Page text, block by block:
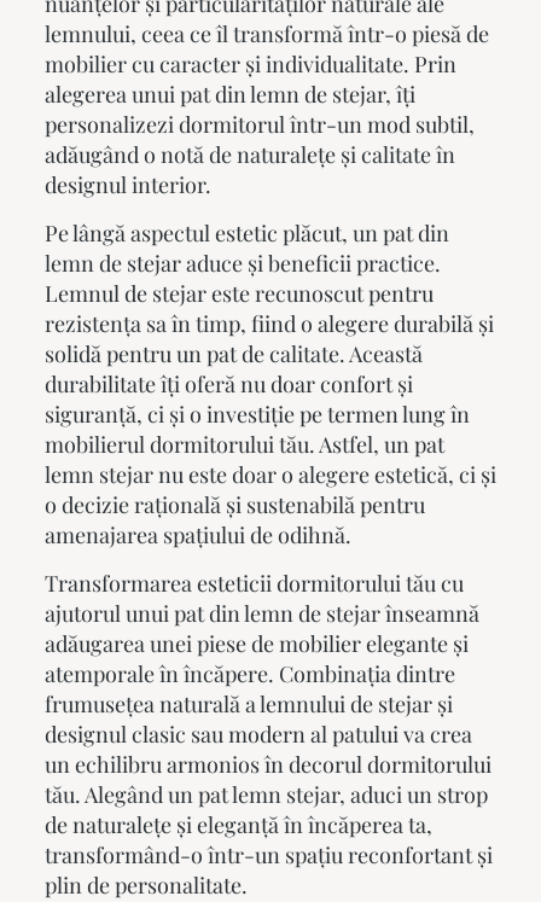
lemnului, ceea ce îl transformă într-o piesă de
mobilier cu caracter și individualitate. Prin
alegerea unui pat din lemn de stejar, îți
personalizezi dormitorul într-un mod subtil,
adăugând o notă de naturalețe și calitate în
designul interior.
Pe lângă aspectul estetic plăcut, un pat din
lemn de stejar aduce și beneficii practice.
Lemnul de stejar este recunoscut pentru
rezistența sa în timp, fiind o alegere durabilă și
solidă pentru un pat de calitate. Această
durabilitate îți oferă nu doar confort și
siguranță, ci și o investiție pe termen lung în
mobilierul dormitorului tău. Astfel, unpat
lemn stejarnu este doar o alegere estetică, ci și
o decizie rațională și sustenabilă pentru
amenajarea spațiului de odihnă.
Transformarea esteticii dormitorului tău cu
ajutorul unui pat din lemn de stejar înseamnă
adăugarea unei piese de mobilier elegante și
atemporale în încăpere. Combinația dintre
frumusețea naturală a lemnului de stejar și
designul clasic sau modern al patului va crea
un echilibru armonios în decorul dormitorului
tău. Alegând unpat lemn stejar, aduci un strop
de naturalețe și eleganță în încăperea ta,
transformând-o într-un spațiu reconfortant și
plin de personalitate.